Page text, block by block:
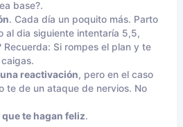
base?.
. Cada día un poquito más. Parto
al dia siguiente intentaría 5,5,
Recuerda: Si rompes el plan y te
reactivación, pero en el caso
te de un ataque de nervios. No
te hagan feliz.